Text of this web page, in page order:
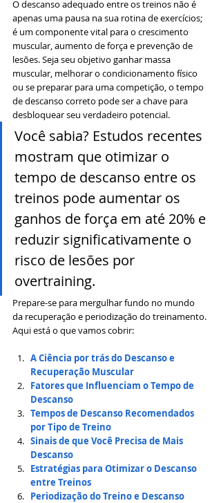
O descanso adequado entre os treinos não é
apenas uma pausa na sua rotina de exercícios;
é um componente vital para o crescimento
muscular, aumento de força e prevenção de
lesões. Seja seu objetivo ganhar massa
muscular, melhorar o condicionamento físico
ou se preparar para uma competição, o tempo
de descanso correto pode ser a chave para
desbloquear seu verdadeiro potencial.
Você sabia? Estudos recentes
mostram que otimizar o
tempo de descanso entre os
treinos pode aumentar os
ganhos de força em até 20% e
reduzir significativamente o
risco de lesões por
overtraining.
Prepare-se para mergulhar fundo no mundo
da recuperação e periodização do treinamento.
Aqui está o que vamos cobrir:
A Ciência por trás do Descanso e
Recuperação Muscular
Fatores que Influenciam o Tempo de
Descanso
Tempos de Descanso Recomendados
por Tipo de Treino
Sinais de que Você Precisa de Mais
Descanso
Estratégias para Otimizar o Descanso
entre Treinos
Periodização do Treino e Descanso